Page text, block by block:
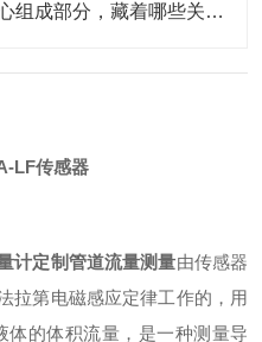
拆解一体化温度变送器：核心组成部分，藏着哪些关键“密码”？
LF传感器
计定制管道流量测量由传感器
拉第电磁感应定律工作的，用
的体积流量，是一种测量导